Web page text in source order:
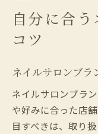
自分に合
コツ
ネイルサロンブラ
ネイルサロンブラ
や好みに合った店
目すべきは、取り